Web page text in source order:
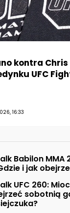
kontra
UFC
16:33
Babilon MMA
i jak
UFC 260:
sobotnią